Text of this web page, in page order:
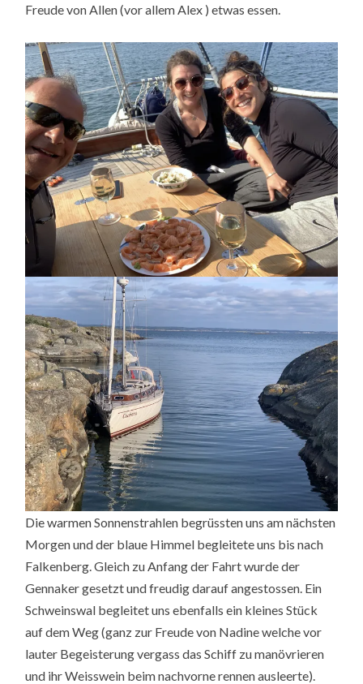
Freude von Allen (vor allem Alex ) etwas essen.
Die warmen Sonnenstrahlen begrüssten uns am nächsten
Morgen und der blaue Himmel begleitete uns bis nach
Falkenberg. Gleich zu Anfang der Fahrt wurde der
Gennaker gesetzt und freudig darauf angestossen. Ein
Schweinswal begleitet uns ebenfalls ein kleines Stück
auf dem Weg (ganz zur Freude von Nadine welche vor
lauter Begeisterung vergass das Schiff zu manövrieren
und ihr Weisswein beim nachvorne rennen ausleerte).